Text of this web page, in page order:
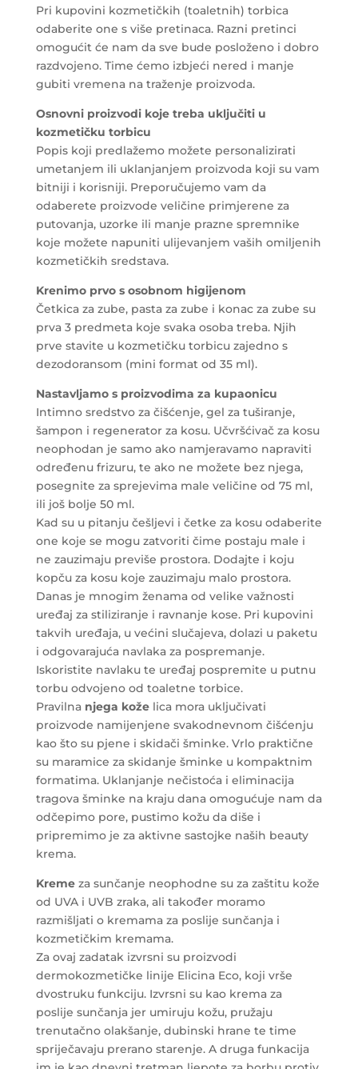
Pri kupovini kozmetičkih (toaletnih) torbica
odaberite one s više pretinaca. Razni pretinci
omogućit će nam da sve bude posloženo i dobro
razdvojeno. Time ćemo izbjeći nered i manje
gubiti vremena na traženje proizvoda.
Osnovni proizvodi koje treba uključiti u
kozmetičku torbicu
Popis koji predlažemo možete personalizirati
umetanjem ili uklanjanjem proizvoda koji su vam
bitniji i korisniji. Preporučujemo vam da
odaberete proizvode veličine primjerene za
putovanja, uzorke ili manje prazne spremnike
koje možete napuniti ulijevanjem vaših omiljenih
kozmetičkih sredstava.
Krenimo prvo s osobnom higijenom
Četkica za zube, pasta za zube i konac za zube su
prva 3 predmeta koje svaka osoba treba. Njih
prve stavite u kozmetičku torbicu zajedno s
dezodoransom (mini format od 35 ml).
Nastavljamo s proizvodima za kupaonicu
Intimno sredstvo za čišćenje, gel za tuširanje,
šampon i regenerator za kosu. Učvršćivač za kosu
neophodan je samo ako namjeravamo napraviti
određenu frizuru, te ako ne možete bez njega,
posegnite za sprejevima male veličine od 75 ml,
ili još bolje 50 ml.
Kad su u pitanju češljevi i četke za kosu odaberite
one koje se mogu zatvoriti čime postaju male i
ne zauzimaju previše prostora. Dodajte i koju
kopču za kosu koje zauzimaju malo prostora.
Danas je mnogim ženama od velike važnosti
uređaj za stiliziranje i ravnanje kose. Pri kupovini
takvih uređaja, u većini slučajeva, dolazi u paketu
i odgovarajuća navlaka za pospremanje.
Iskoristite navlaku te uređaj pospremite u putnu
torbu odvojeno od toaletne torbice.
Pravilna njega koželica mora uključivati ​​
proizvode namijenjene svakodnevnom čišćenju
kao što su pjene i skidači šminke. Vrlo praktične
su maramice za skidanje šminke u kompaktnim
formatima. Uklanjanje nečistoća i eliminacija
tragova šminke na kraju dana omogućuje nam da
odčepimo pore, pustimo kožu da diše i
pripremimo je za aktivne sastojke naših beauty
krema.
Kreme za sunčanje neophodne su za zaštitu kože
od UVA i UVB zraka, ali također moramo
razmišljati o kremama za poslije sunčanja i
kozmetičkim kremama.
Za ovaj zadatak izvrsni su proizvodi
dermokozmetičke linije Elicina Eco, koji vrše
dvostruku funkciju. Izvrsni su kao krema za
poslije sunčanja jer umiruju kožu, pružaju
trenutačno olakšanje, dubinski hrane te time
spriječavaju prerano starenje. A druga funkacija